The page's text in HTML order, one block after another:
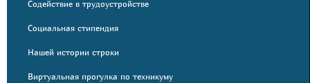
Содействие в трудоустройстве
Социальная стипендия
Нашей истории строки
Виртуальная прогулка по техникуму